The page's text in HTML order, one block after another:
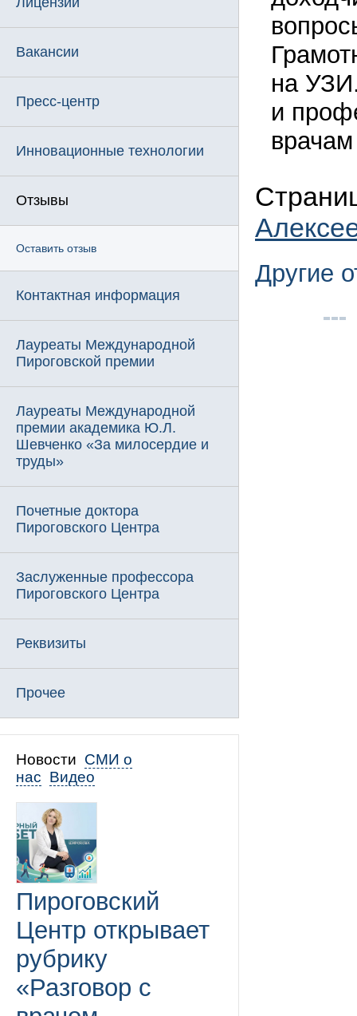
Вакансии
Пресс-центр
Инновационные технологии
Отзывы
Оставить отзыв
Контактная информация
Лауреаты Международной
Пироговской премии
Лауреаты Международной
премии академика Ю.Л.
Шевченко «За милосердие и
труды»
Почетные доктора
Пироговского Центра
Заслуженные профессора
Пироговского Центра
Реквизиты
Прочее
Новости СМИ о
нас Видео
Пироговский
Центр открывает
рубрику
«Разговор с
на
и
Другие